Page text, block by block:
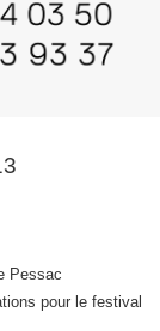
Pessac
pour le festival